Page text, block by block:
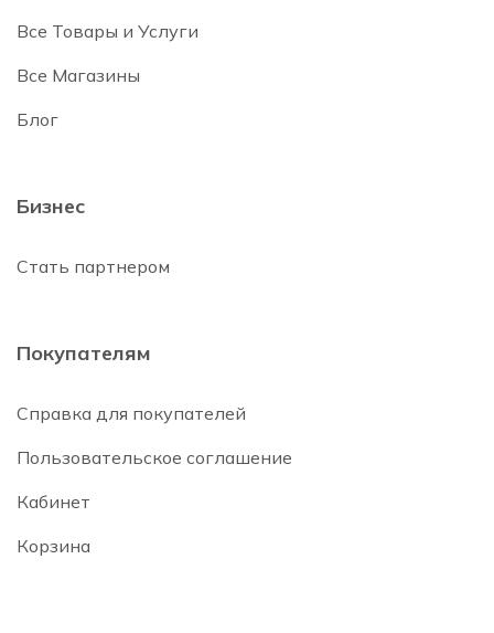
Все Товары и Услуги
Все Магазины
Блог
Бизнес
Стать партнером
Покупателям
Справка для покупателей
Пользовательское соглашение
Кабинет
Корзина